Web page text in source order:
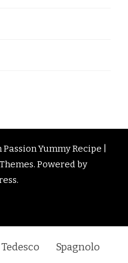
PassionYummy Recipe |
. Powered by
.
Tedesco Spagnolo